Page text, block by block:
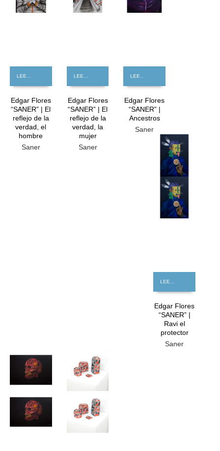
Edgar Flores
“SANER” | El
reflejo de la
verdad, el
hombre
Saner
Edgar Flores
“SANER” | El
reflejo de la
verdad, la
mujer
Saner
Edgar Flores
“SANER” |
Ancestros
Saner
GRATIS
Edgar Flores
“SANER” |
Ravi el
protector
Saner
GRATIS GRATIS